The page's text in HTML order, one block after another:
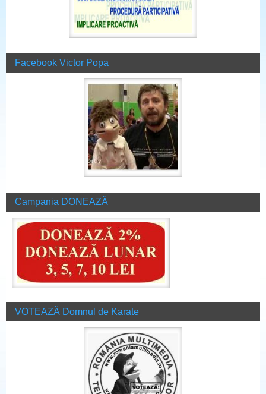
Facebook Victor Popa
Campania DONEAZĂ
VOTEAZĂ Domnul de Karate